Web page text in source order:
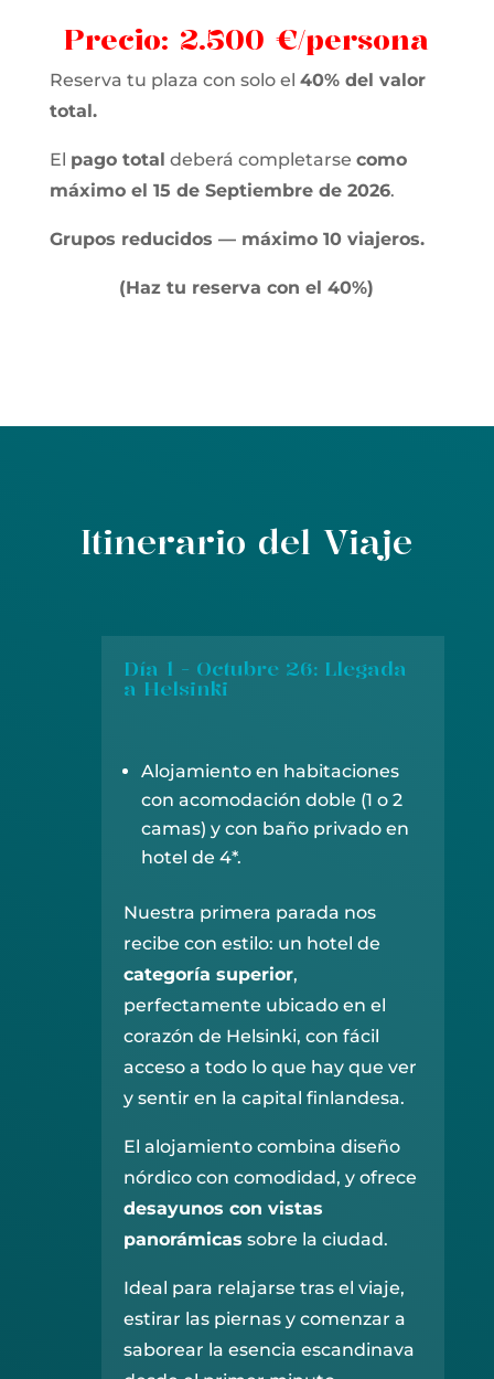
Precio: 2.500 €/persona
Reserva tu plaza con solo el 40% del valor
total.
El pago total deberá completarse como
máximo el 15 de Septiembre de 2026.
Grupos reducidos — máximo 10 viajeros.
(Haz tu reserva con el 40%)
Itinerario del Viaje
Día 1 - Octubre 26: Llegada
a Helsinki
Alojamiento en habitaciones
con acomodación doble (1 o 2
camas) y con baño privado en
hotel de 4*.
Nuestra primera parada nos
recibe con estilo: un hotel de
categoría superior,
perfectamente ubicado en el
corazón de Helsinki, con fácil
acceso a todo lo que hay que ver
y sentir en la capital finlandesa.
El alojamiento combina diseño
nórdico con comodidad, y ofrece
desayunos con vistas
panorámicas sobre la ciudad.
Ideal para relajarse tras el viaje,
estirar las piernas y comenzar a
saborear la esencia escandinava